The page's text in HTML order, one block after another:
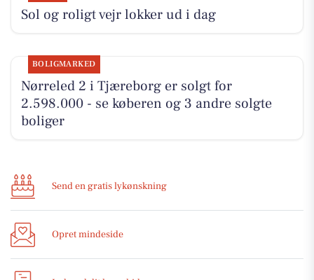
Sol og roligt vejr lokker ud i dag
BOLIGMARKED
Nørreled 2 i Tjæreborg er solgt for
2.598.000 - se køberen og 3 andre solgte
boliger
Send en gratis lykønskning
Opret mindeside